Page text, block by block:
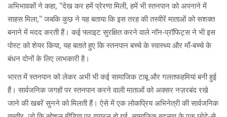
अभिभावकों ने कहा, "देख कर हमें प्रेरणा मिली, हमें भी स्तनपान को अपनाने में
साहस मिला," जबकि कुछ ने यह बताया कि इस तरह की तस्वीरें माताओं को सशक्त
बनाने में मदद करती हैं। कई फ्लाइट सुरक्षित करने वाले नॉन‑प्रॉफिट्स ने भी इस
पोस्ट को शेयर किया, यह बताते हुए कि स्तनपान बच्चे के स्वास्थ्य और माँ‑बच्चे के
बंधन दोनों के लिए लाभकारी है।
भारत में स्तनपान को लेकर अभी भी कई सामाजिक टाबू और गलतफहमियां बनी हुई
हैं। सार्वजनिक जगहों पर स्तनपान करने वाली माताओं को अक्सर नज़रबंद रखे
जाने की खबरें सुनने को मिलती हैं। ऐसे में एक लोकप्रिय अभिनेत्री की सार्वजनिक